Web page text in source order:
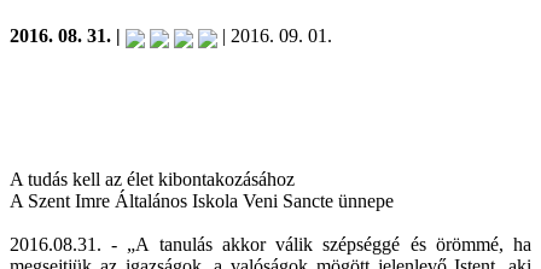
2016. 08. 31. | | 2016. 09. 01.
A tudás kell az élet kibontakozásához
A Szent Imre Általános Iskola Veni Sancte ünnepe
2016.08.31. - „A tanulás akkor válik szépséggé és örömmé, ha